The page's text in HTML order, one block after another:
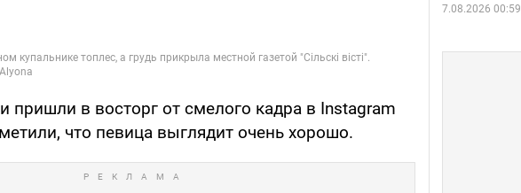
пришли в восторг от смелого кадра в Instagram
что певица выглядит очень хорошо.
7.08.2026 00:59